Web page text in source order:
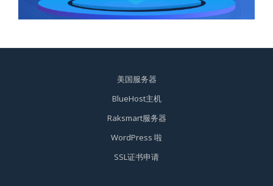
美国服务器
BlueHost主机
Raksmart服务器
WordPress 啦
SSL证书申请